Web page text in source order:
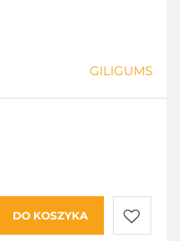
GILIGUMS
DO KOSZYKA